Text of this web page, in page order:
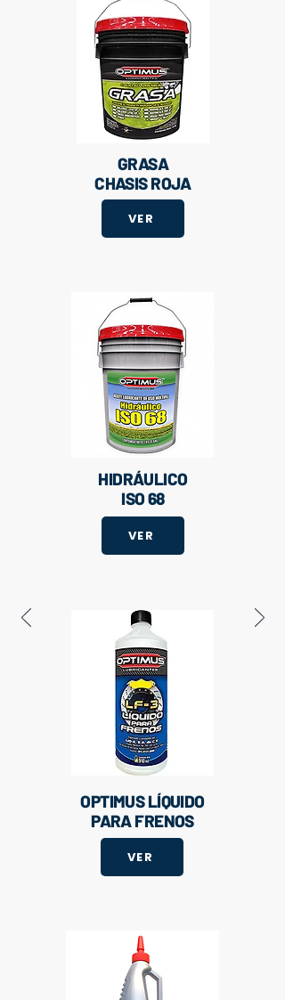
GRASA
CHASIS ROJA
VER
HIDRÁULICO
ISO 68
VER
OPTIMUS LÍQUIDO
PARA FRENOS
VER